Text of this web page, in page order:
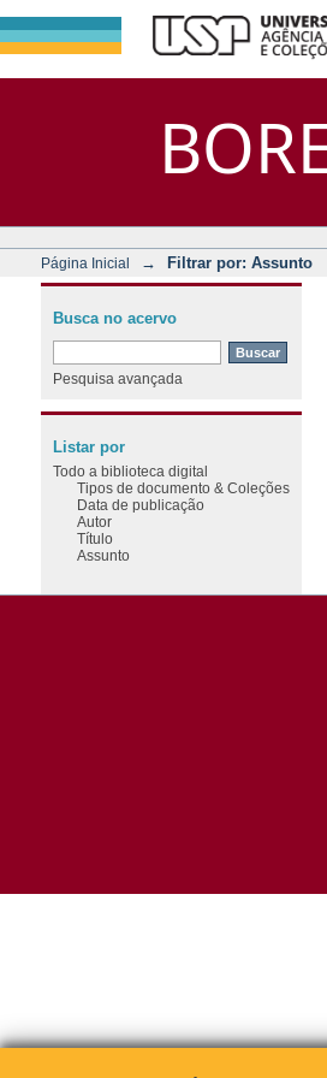
Página Inicial → Filtrar por: Assunto
Busca no acervo
Pesquisa avançada
Listar por
Todo a biblioteca digital
Tipos de documento & Coleções
Data de publicação
Autor
Título
Assunto